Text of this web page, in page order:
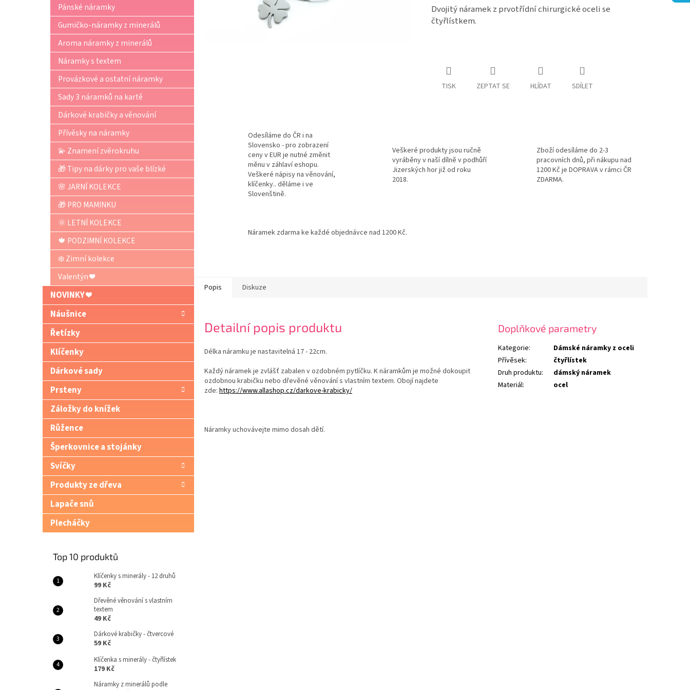
Pánské náramky
Gumičko-náramky z minerálů
Aroma náramky z minerálů
Náramky s textem
Provázkové a ostatní náramky
Sady 3 náramků na kartě
Dárkové krabičky a věnování
Přívěsky na náramky
💫 Znamení zvěrokruhu
🎁 Tipy na dárky pro vaše blízké
🌸 JARNÍ KOLEKCE
🎁 PRO MAMINKU
🌞 LETNÍ KOLEKCE
🍁 PODZIMNÍ KOLEKCE
❄️ Zimní kolekce
Valentýn ❤️
NOVINKY ❤️
Náušnice
Řetízky
Klíčenky
Dárkové sady
Prsteny
Záložky do knížek
Růžence
Šperkovnice a stojánky
Svíčky
Produkty ze dřeva
Lapače snů
Plecháčky
Top 10 produktů
Klíčenky s minerály - 12 druhů
99 Kč
Dřevěné věnování s vlastním
textem
49 Kč
Dárkové krabičky - čtvercové
59 Kč
Klíčenka s minerály - čtyřlístek
179 Kč
Náramky z minerálů podle
Dvojitý náramek z prvotřídní chirurgické oceli se
čtyřlístkem.
TISK ZEPTAT SE HLÍDAT SDÍLET
Odesíláme do ČR i na
Slovensko - pro zobrazení
ceny v EUR je nutné změnit
měnu v záhlaví eshopu.
Veškeré nápisy na věnování,
klíčenky.. děláme i ve
Slovenštině.
Veškeré produkty jsou ručně
vyráběny v naší dílně v podhůří
Jizerských hor již od roku
2018.
Zboží odesíláme do 2-3
pracovních dnů, při nákupu nad
1200 Kč je DOPRAVA v rámci ČR
ZDARMA.
Náramek zdarma ke každé objednávce nad 1200 Kč.
Popis Diskuze
Detailní popis produktu
Délka náramku je nastavitelná 17 - 22cm.
Každý náramek je zvlášť zabalen v ozdobném pytlíčku. K náramkům je možné dokoupit
ozdobnou krabičku nebo dřevěné věnování s vlastním textem. Obojí najdete
zde: https://www.allashop.cz/darkove-krabicky/
Náramky uchovávejte mimo dosah dětí.
Doplňkové parametry
Kategorie:
Dámské náramky z oceli
Přívěsek:
čtyřlístek
Druh produktu:
dámský náramek
Materiál: ocel